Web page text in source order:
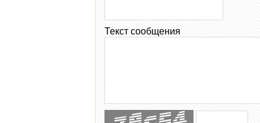
Текст сообщения